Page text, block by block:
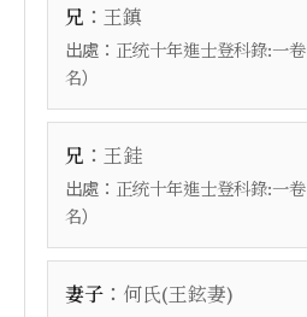
兄 ： 王鎮
出處： 正统十年進士登科錄:一卷
名）
兄 ： 王銈
出處： 正统十年進士登科錄:一卷
名）
妻子 ： 何氏(王鉉妻)